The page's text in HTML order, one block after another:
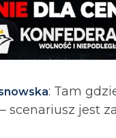
: Tam
scenariusz jest